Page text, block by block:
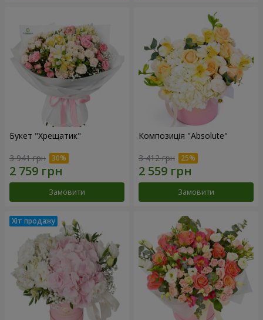
Букет "Хрещатик"
3 941 грн
Замовити
Композиція "Absolute"
3 412 грн
Замовити